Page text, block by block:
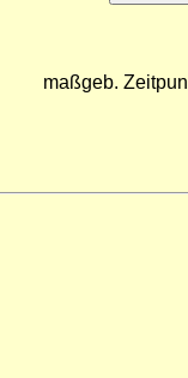
maßgeb.